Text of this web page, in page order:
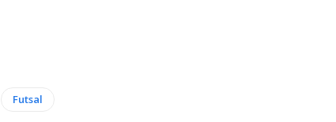
Futsal